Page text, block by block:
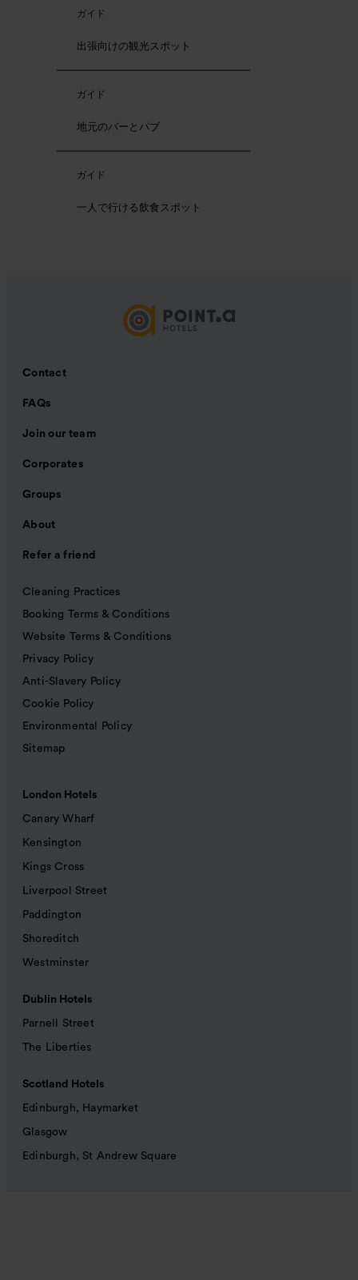
ガイド
出張向けの観光スポット
ガイド
地元のバーとパブ
ガイド
一人で行ける飲食スポット
Contact
FAQs
Join our team
Corporates
Groups
About
Refer a friend
Cleaning Practices
Booking Terms & Conditions
Website Terms & Conditions
Privacy Policy
Anti-Slavery Policy
Cookie Policy
Environmental Policy
Sitemap
London Hotels
Canary Wharf
Kensington
Kings Cross
Liverpool Street
Paddington
Shoreditch
Westminster
Dublin Hotels
Parnell Street
The Liberties
Scotland Hotels
Edinburgh, Haymarket
Glasgow
Edinburgh, St Andrew Square